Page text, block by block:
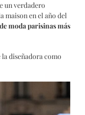
un verdadero
maison en el año del
moda parisinas más
diseñadora como